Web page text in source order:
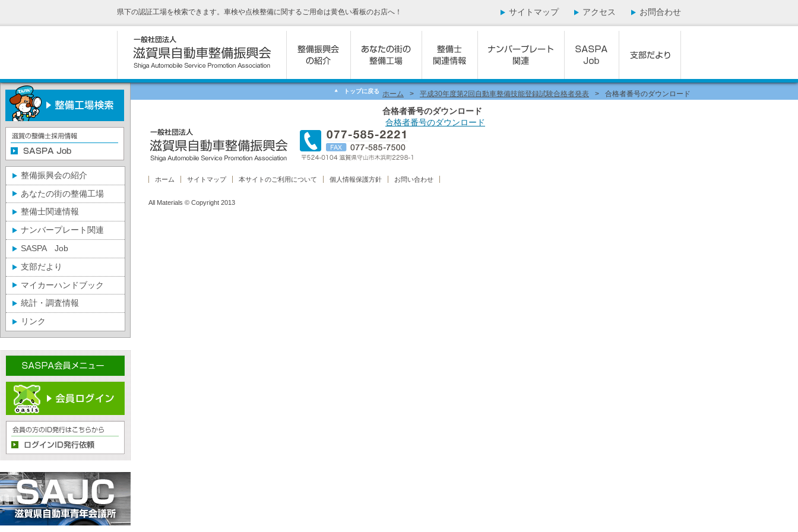
県下の認証工場を検索できます。車検や点検整備に関するご用命は黄色い看板のお店へ！ サイトマップ アクセス お問合わせ
ホーム > 平成30年度第2回自動車整備技能登録試験合格者発表 > 合格者番号のダウンロード
合格者番号のダウンロード
合格者番号のダウンロード
整備振興会の紹介
あなたの街の整備工場
整備士関連情報
ナンバープレート関連
SASPA Job
支部だより
マイカーハンドブック
統計・調査情報
リンク
トップに戻る
ホーム サイトマップ 本サイトのご利用について 個人情報保護方針 お問い合わせ
All Materials © Copyright 2013